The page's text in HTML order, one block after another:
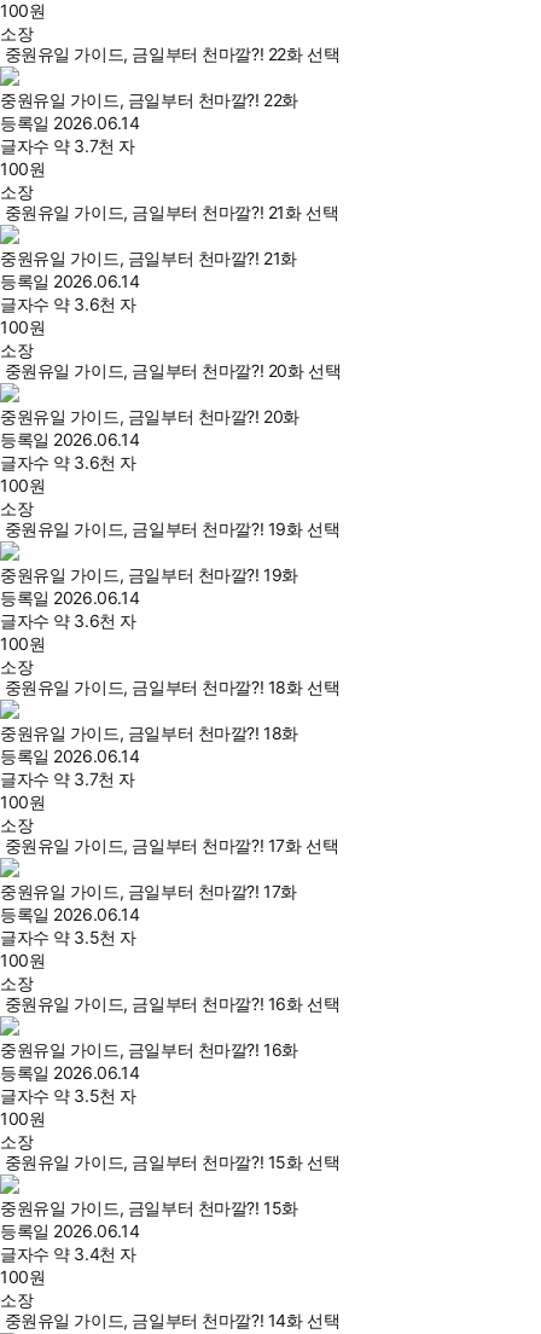
100원
소장
중원유일 가이드, 금일부터 천마깔?! 22화 선택
중원유일 가이드, 금일부터 천마깔?! 22화
등록일 2026.06.14
글자수 약 3.7천 자
100원
소장
중원유일 가이드, 금일부터 천마깔?! 21화 선택
중원유일 가이드, 금일부터 천마깔?! 21화
등록일 2026.06.14
글자수 약 3.6천 자
100원
소장
중원유일 가이드, 금일부터 천마깔?! 20화 선택
중원유일 가이드, 금일부터 천마깔?! 20화
등록일 2026.06.14
글자수 약 3.6천 자
100원
소장
중원유일 가이드, 금일부터 천마깔?! 19화 선택
중원유일 가이드, 금일부터 천마깔?! 19화
등록일 2026.06.14
글자수 약 3.6천 자
100원
소장
중원유일 가이드, 금일부터 천마깔?! 18화 선택
중원유일 가이드, 금일부터 천마깔?! 18화
등록일 2026.06.14
글자수 약 3.7천 자
100원
소장
중원유일 가이드, 금일부터 천마깔?! 17화 선택
중원유일 가이드, 금일부터 천마깔?! 17화
등록일 2026.06.14
글자수 약 3.5천 자
100원
소장
중원유일 가이드, 금일부터 천마깔?! 16화 선택
중원유일 가이드, 금일부터 천마깔?! 16화
등록일 2026.06.14
글자수 약 3.5천 자
100원
소장
중원유일 가이드, 금일부터 천마깔?! 15화 선택
중원유일 가이드, 금일부터 천마깔?! 15화
등록일 2026.06.14
글자수 약 3.4천 자
100원
소장
중원유일 가이드, 금일부터 천마깔?! 14화 선택